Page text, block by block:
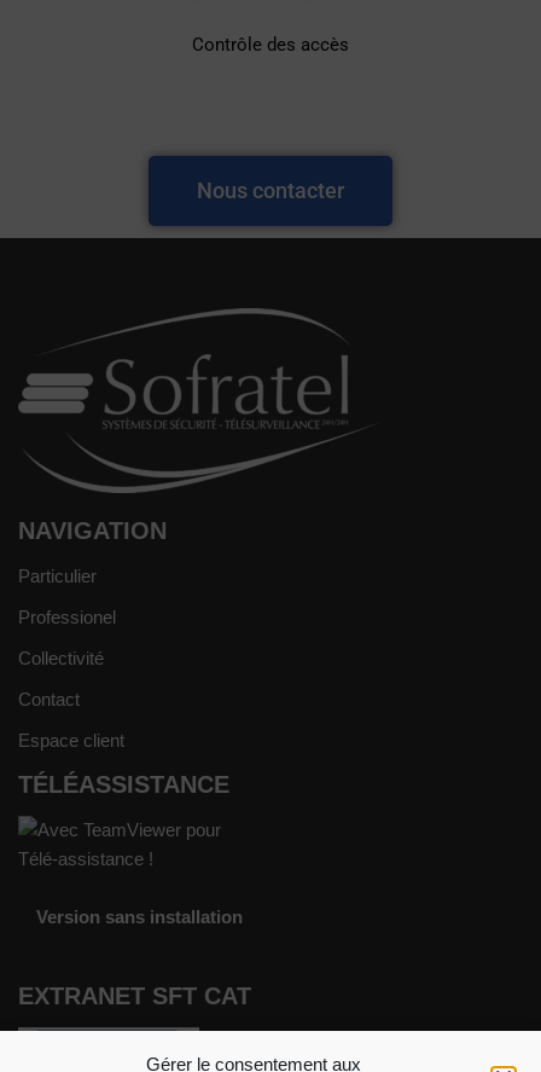
Gérer le consentement aux
Contrôle des accès
Nous contacter
NAVIGATION
Particulier
Professionel
Collectivité
Contact
Espace client
TÉLÉASSISTANCE
Version sans installation
EXTRANET SFT CAT